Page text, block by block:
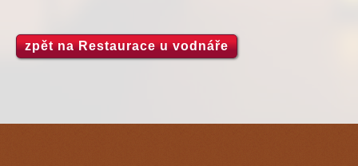
zpět na Restaurace u vodnáře